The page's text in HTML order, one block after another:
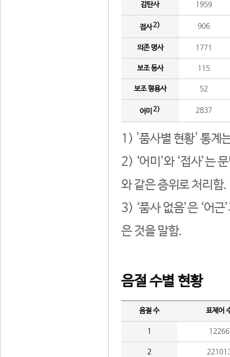
감탄사 1959
접사2) 906
의존 명사 1771
보조 동사 115
보조 형용사 52
어미 2) 2837
1) '품사별 현황' 통계
2) ‘어미’와 ‘접사’는
와 같은 층위로 처리함.
3) ‘품사 없음’은 ‘어
은 것을 말함.
음절 수별 현황
음절 수 표제어
1 12266
2